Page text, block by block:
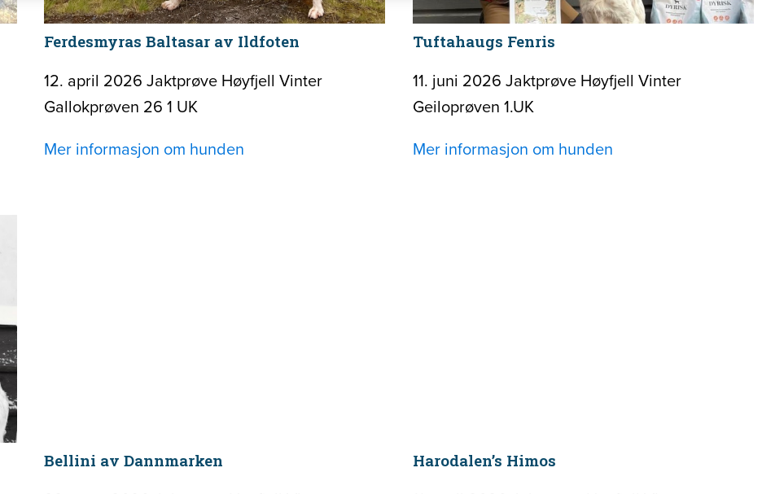
Ferdesmyras Baltasar av Ildfoten
12. april 2026 Jaktprøve Høyfjell Vinter
Gallokprøven 26 1 UK
Mer informasjon om hunden
Tuftahaugs Fenris
11. juni 2026 Jaktprøve Høyfjell Vinter
Geiloprøven 1.UK
Mer informasjon om hunden
Bellini av Dannmarken Harodalen’s Himos